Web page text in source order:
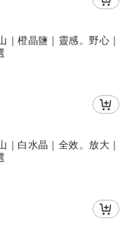
｜橙晶鹽｜靈感。野心｜
｜白水晶｜全效。放大｜